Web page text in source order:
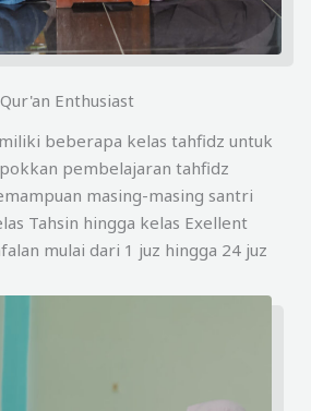
Qur'an Enthusiast
beberapa kelas tahfidz untuk
pembelajaran tahfidz
masing-masing santri
Tahsin hingga kelas Exellent
mulai dari 1 juz hingga 24 juz